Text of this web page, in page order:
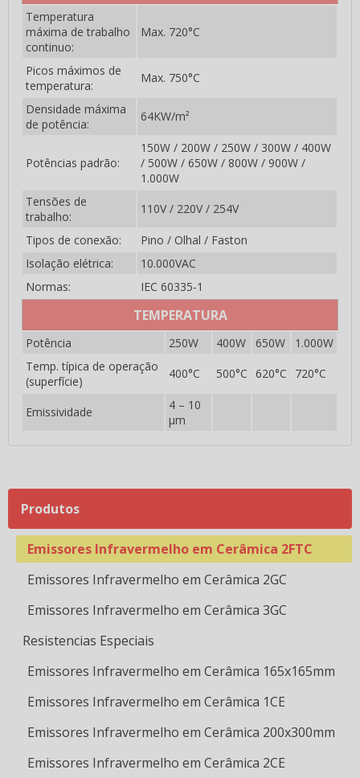
Temperatura
máxima de trabalho
continuo:
Max. 720°C
Picos máximos de
temperatura:
Max. 750°C
Densidade máxima
de potência:
64KW/m²
Potências padrão:
150W / 200W / 250W / 300W / 400W
/ 500W / 650W / 800W / 900W /
1.000W
Tensões de
trabalho:
110V / 220V / 254V
Tipos de conexão:
Pino / Olhal / Faston
Isolação elétrica:
10.000VAC
Normas:
IEC 60335-1
TEMPERATURA
Potência 250W 400W 650W
1.000W
Temp. típica de operação
(superfície)
400°C 500°C 620°C 720°C
Emissividade
4 – 10
µm
Produtos
Colas e Adesivos Cerâmicos Especiais
Emissores Infravermelho em Quartzo Ondas Curtas
Resistências coleira
Resistências Coleira em cerâmica
Resistências Coleira em mica
Resistências infravermelho em cerâmica
Resistências com Isolamento Térmico Embutido
Emissores Infravermelho em Cerâmica 1FTRI
Emissores Infravermelho em Cerâmica 1GRI
Emissores Infravermelho em Cerâmica 2FTRI
Emissores Infravermelho em Cerâmica 2GRI
Emissores Infravermelho em Cerâmica 1FPC
Emissores Infravermelho em Cerâmica 1GC
Emissores Infravermelho em Cerâmica 2FPC
Emissores Infravermelho em Cerâmica 2FTC
Emissores Infravermelho em Cerâmica 2GC
Emissores Infravermelho em Cerâmica 3GC
Resistencias Especiais
Emissores Infravermelho em Cerâmica 165x165mm
Emissores Infravermelho em Cerâmica 1CE
Emissores Infravermelho em Cerâmica 200x300mm
Emissores Infravermelho em Cerâmica 2CE